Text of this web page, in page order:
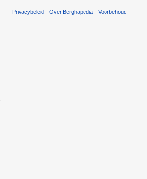
Privacybeleid Over Berghapedia Voorbehoud